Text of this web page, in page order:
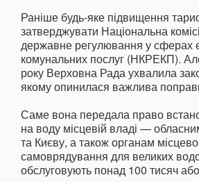
Раніше будь-яке підвищення
затверджувати Національна
державне регулювання у сферах
комунальних послуг (НКРЕКП).
року Верховна Рада ухвалила
якому опинилася важлива
Саме вона передала право
на воду місцевій владі —
та Києву, а також органам
самоврядування для великих
обслуговують понад 100 тисяч